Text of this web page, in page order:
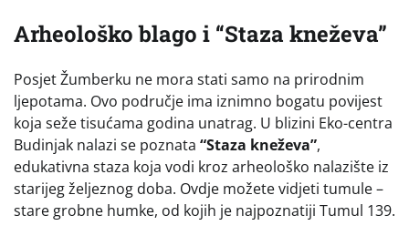
Arheološko blago i “Staza kneževa”
Posjet Žumberku ne mora stati samo na prirodnim
ljepotama. Ovo područje ima iznimno bogatu povijest
koja seže tisućama godina unatrag. U blizini Eko-centra
Budinjak nalazi se poznata “Staza kneževa”,
edukativna staza koja vodi kroz arheološko nalazište iz
starijeg željeznog doba. Ovdje možete vidjeti tumule –
stare grobne humke, od kojih je najpoznatiji Tumul 139.